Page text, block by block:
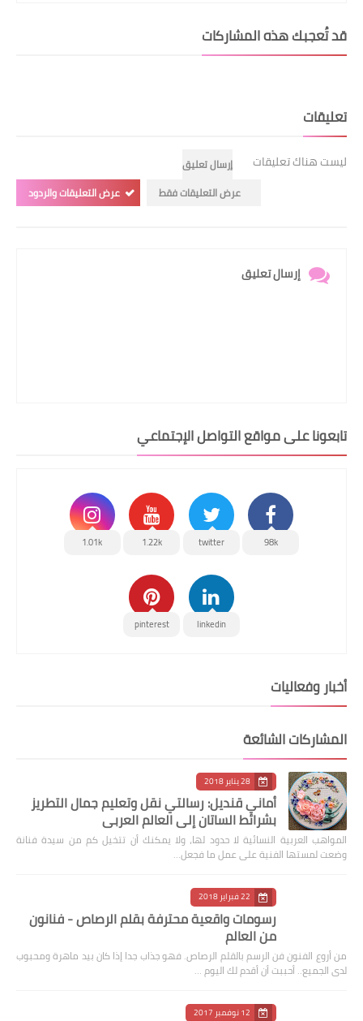
قد تُعجبك هذه المشاركات
تعليقات
ليست هناك تعليقات
إرسال تعليق
عرض التعليقات فقط
عرض التعليقات والردود
إرسال تعليق
تابعونا على مواقع التواصل الإجتماعي
98k
twitter
1.22k
1.01k
linkedin
pinterest
أخبار وفعاليات
المشاركات الشائعة
28 يناير 2018
أماني قنديل: رسالتي نقل وتعليم جمال التطريز
بشرائط الساتان إلى العالم العربي
المواهب العربية النسائية لا حدود لها، ولا يمكنك أن تتخيل كم من سيدة فنانة
وضعت لمستها الفنية على عمل ما فجعل…
22 فبراير 2018
رسومات واقعية محترفة بقلم الرصاص - فنانون
من العالم
من أروع الفنون فن الرسم بالقلم الرصاص. فهو جذاب جدا إذا كان بيد ماهرة ومحبوب
لدى الجميع.. أحببت أن أقدم لك اليوم …
12 نوفمبر 2017